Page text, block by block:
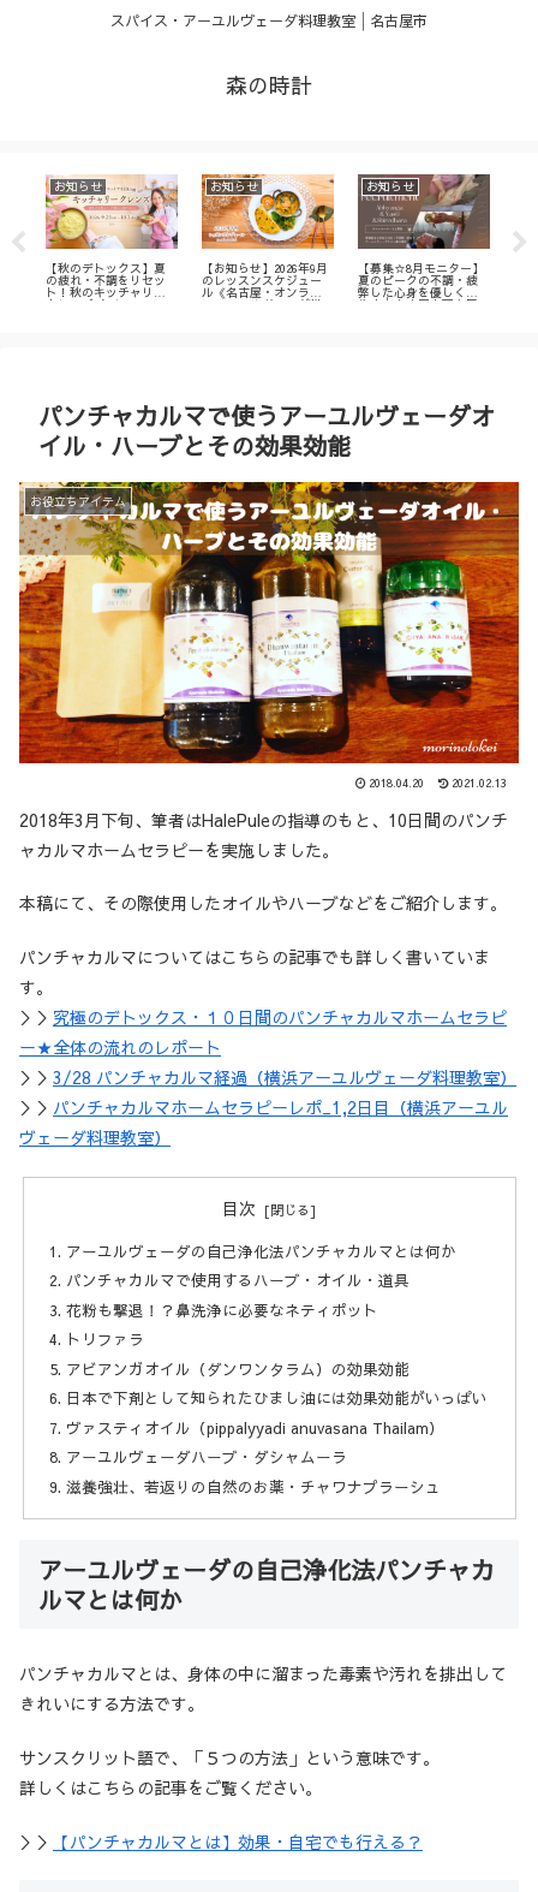
スパイス・アーユルヴェーダ料理教室│名古屋市
森の時計
お知らせ
【秋のデトックス】夏
の疲れ・不調をリセッ
ト！秋のキッチャリー
クレンズ（9/23～
お知らせ
【お知らせ】2026年9月
のレッスンスケジュー
ル《名古屋・オンライ
ンアーユルヴェーダ料
お知らせ
【募集☆8月モニター】
夏のピークの不調・疲
弊した心身を優しく癒
やす│名古屋市天白区
パンチャカルマで使うアーユルヴェーダオ
イル・ハーブとその効果効能
お役立ちアイテム
2018.04.20 2021.02.13
2018年3月下旬、筆者はHalePuleの指導のもと、10日間のパンチ
ャカルマホームセラピーを実施しました。
本稿にて、その際使用したオイルやハーブなどをご紹介します。
パンチャカルマについてはこちらの記事でも詳しく書いていま
す。
＞＞ 究極のデトックス・１０日間のパンチャカルマホームセラピ
ー★全体の流れのレポート
＞＞ 3/28 パンチャカルマ経過（横浜アーユルヴェーダ料理教室）
＞＞ パンチャカルマホームセラピーレポ_1,2日目（横浜アーユル
ヴェーダ料理教室）
目次
アーユルヴェーダの自己浄化法パンチャカルマとは何か
パンチャカルマで使用するハーブ・オイル・道具
花粉も撃退！？鼻洗浄に必要なネティポット
トリファラ
アビアンガオイル（ダンワンタラム）の効果効能
日本で下剤として知られたひまし油には効果効能がいっぱい
ヴァスティオイル（pippalyyadi anuvasana Thailam）
アーユルヴェーダハーブ・ダシャムーラ
滋養強壮、若返りの自然のお薬・チャワナプラーシュ
アーユルヴェーダの自己浄化法パンチャカ
ルマとは何か
パンチャカルマとは、身体の中に溜まった毒素や汚れを排出して
きれいにする方法です。
サンスクリット語で、「５つの方法」という意味です。
詳しくはこちらの記事をご覧ください。
＞＞ 【パンチャカルマとは】効果・自宅でも行える？